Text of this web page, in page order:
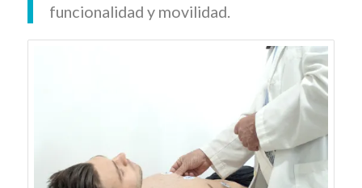
funcionalidad y movilidad.